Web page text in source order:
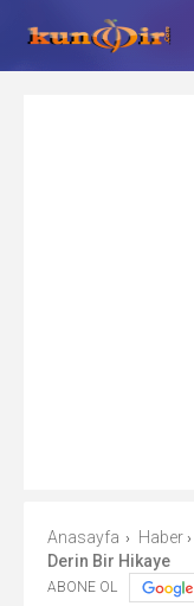
Anasayfa › Haber ›
Derin Bir Hikaye
ABONE OL